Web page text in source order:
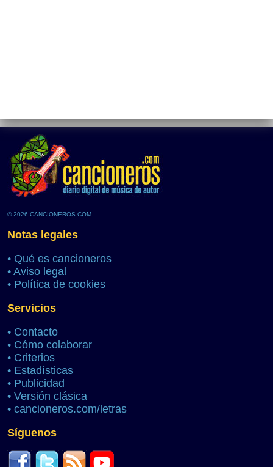
© 2026 CANCIONEROS.COM
Notas legales
• Qué es cancioneros
• Aviso legal
• Política de cookies
Servicios
• Contacto
• Cómo colaborar
• Criterios
• Estadísticas
• Publicidad
• Versión clásica
• cancioneros.com/letras
Síguenos